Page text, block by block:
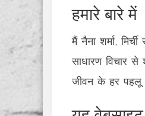
हमारे बारे में
मैं नैना शर्मा,
साधारण विचार
जीवन के हर पहलू